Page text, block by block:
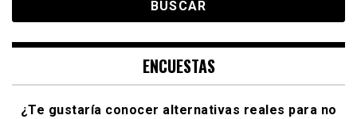
ENCUESTAS
¿Te gustaría conocer alternativas reales para no